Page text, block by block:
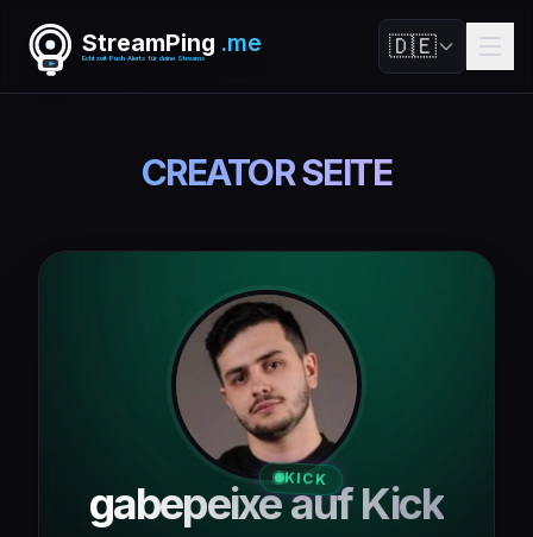
StreamPing .me
Echtzeit Push Alerts für deine Streams 🇩🇪
CREATOR SEITE
KICK
gabepeixe auf Kick